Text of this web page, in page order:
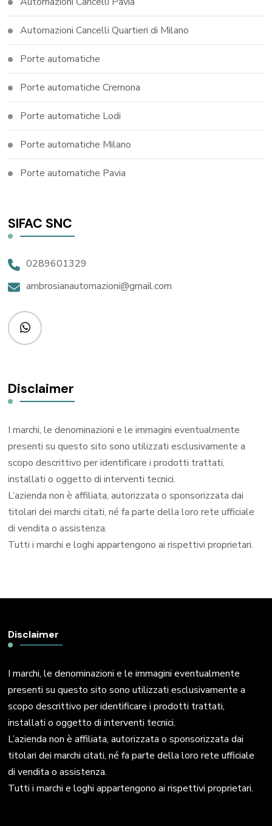
Automazioni Cancelli Quartieri di Milano
Porte automatiche
Porte automatiche Cremona
Porte automatiche Lodi
Porte automatiche Milano
Porte automatiche Pavia
SIFAC SNC
0289601329
ambrosianautomazioni@gmail.com
Disclaimer
I marchi, le denominazioni e le immagini eventualmente
presenti su questo sito sono utilizzati esclusivamente a
scopo descrittivo per identificare i prodotti trattati,
installati o oggetto di interventi tecnici.
L’azienda non è affiliata, autorizzata o sponsorizzata dai
titolari dei marchi citati, né fa parte della loro rete ufficiale
di vendita o assistenza.
Tutti i marchi e loghi appartengono ai rispettivi proprietari.
Disclaimer
I marchi, le denominazioni e le immagini eventualmente
presenti su questo sito sono utilizzati esclusivamente a
scopo descrittivo per identificare i prodotti trattati,
installati o oggetto di interventi tecnici.
L’azienda non è affiliata, autorizzata o sponsorizzata dai
titolari dei marchi citati, né fa parte della loro rete ufficiale
di vendita o assistenza.
Tutti i marchi e loghi appartengono ai rispettivi proprietari.